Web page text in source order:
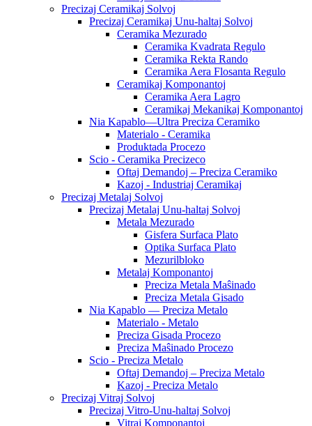
Precizaj Ceramikaj Solvoj
Precizaj Ceramikaj Unu-haltaj Solvoj
Ceramika Mezurado
Ceramika Kvadrata Regulo
Ceramika Rekta Rando
Ceramika Aera Flosanta Regulo
Ceramikaj Komponantoj
Ceramika Aera Lagro
Ceramikaj Mekanikaj Komponantoj
Nia Kapablo—Ultra Preciza Ceramiko
Materialo - Ceramika
Produktada Procezo
Scio - Ceramika Precizeco
Oftaj Demandoj – Preciza Ceramiko
Kazoj - Industriaj Ceramikaj
Precizaj Metalaj Solvoj
Precizaj Metalaj Unu-haltaj Solvoj
Metala Mezurado
Gisfera Surfaca Plato
Optika Surfaca Plato
Mezurilbloko
Metalaj Komponantoj
Preciza Metala Maŝinado
Preciza Metala Gisado
Nia Kapablo — Preciza Metalo
Materialo - Metalo
Preciza Gisada Procezo
Preciza Maŝinado Procezo
Scio - Preciza Metalo
Oftaj Demandoj – Preciza Metalo
Kazoj - Preciza Metalo
Precizaj Vitraj Solvoj
Precizaj Vitro-Unu-haltaj Solvoj
Vitraj Komponantoj